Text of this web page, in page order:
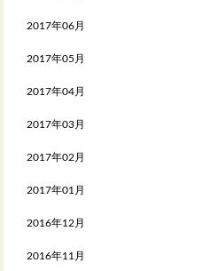
2017年06月
2017年05月
2017年04月
2017年03月
2017年02月
2017年01月
2016年12月
2016年11月